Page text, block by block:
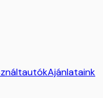
Ajánlataink